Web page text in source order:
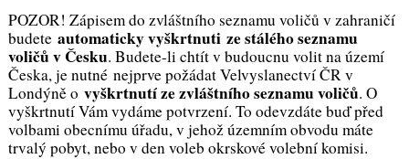
POZOR! Zápisem do zvláštního seznamu voličů v zahraničí
budete automaticky vyškrtnuti ze stálého seznamu
voličů v Česku. Budete-li chtít v budoucnu volit na území
Česka, je nutné nejprve požádat Velvyslanectví ČR v
Londýně o vyškrtnutí ze zvláštního seznamu voličů. O
vyškrtnutí Vám vydáme potvrzení. To odevzdáte buď před
volbami obecnímu úřadu, v jehož územním obvodu máte
trvalý pobyt, nebo v den voleb okrskové volební komisi.